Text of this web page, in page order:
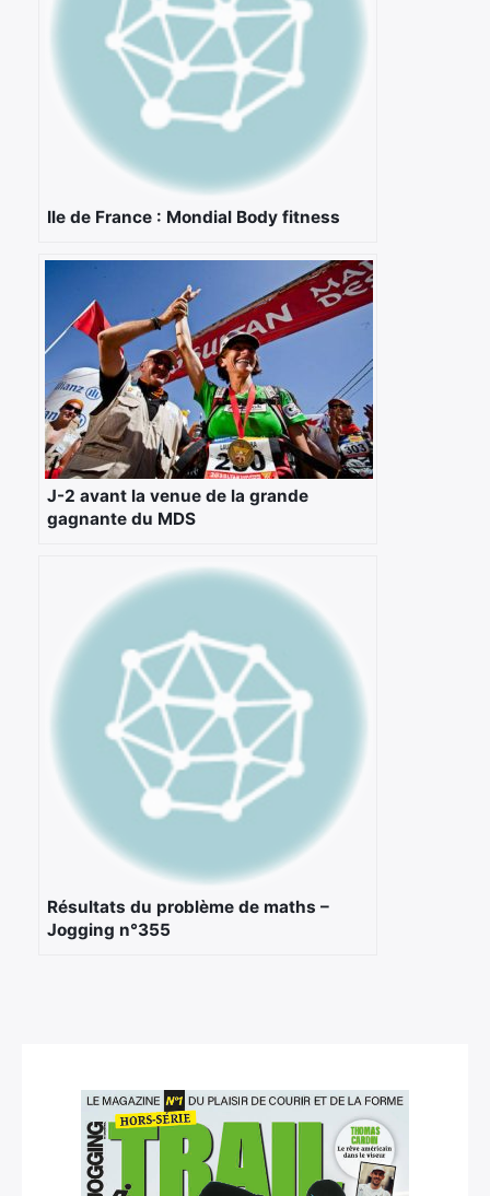
Ile de France : Mondial Body fitness
J-2 avant la venue de la grande
gagnante du MDS
Résultats du problème de maths –
Jogging n°355
Rechercher